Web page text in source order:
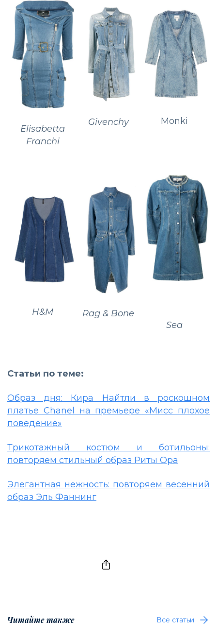
Elisabetta
Franchi
Givenchy Monki
H&M
Rag & Bone
Sea
Статьи по теме:
Образ дня: Кира Найтли в роскошном
платье Chanel на премьере «Мисс плохое
поведение»
Трикотажный костюм и ботильоны:
повторяем стильный образ Риты Ора
Элегантная нежность: повторяем весенний
образ Эль Фаннинг
Читайте также Все статьи